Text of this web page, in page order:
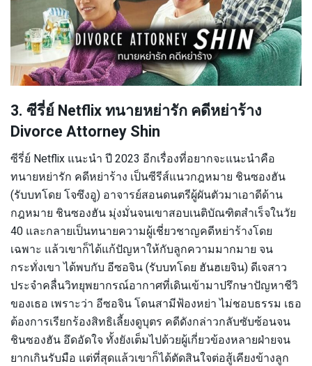
3. ซีรี่ย์ Netflix ทนายหย่ารัก คดีหย่าร้าง
Divorce Attorney Shin
ซีรี่ย์ Netflix แนะนำ ปี 2023 อีกเรื่องที่อยากจะแนะนำคือ
ทนายหย่ารัก คดีหย่าร้าง เป็นซีรีส์แนวกฎหมาย ชินซองฮัน
(รับบทโดย โจซึงอู) อาจารย์สอนดนตรีผู้ผันตัวมาเอาดีด้าน
กฎหมาย ชินซองฮัน มุ่งมั่นจนเขาสอบเนติบัณฑิตสำเร็จในวัย
40 และกลายเป็นทนายความผู้เชี่ยวชาญคดีหย่าร้างโดย
เฉพาะ แล้วเขาก็ได้แก้ปัญหาให้กับลูกความมากมาย จน
กระทั่งเขา ได้พบกับ อีซอจิน (รับบทโดย ฮันฮเยจิน) ดีเจสาว
ประจำคลื่นวิทยุพยากรณ์อากาศที่เดินเข้ามาปรึกษาปัญหาชีวิ
ของเธอ เพราะว่า อีซอจิน โดนสามีฟ้องหย่า ไม่ชอบธรรม เธอ
ต้องการเรียกร้องสิทธิเลี้ยงดูบุตร คดีดังกล่าวกลับซับซ้อนจน
ชินซองฮัน อึดอัดใจ ทั้งยังเต็มไปด้วยผู้เกี่ยวข้องหลายฝ่ายจน
ยากเกินรับมือ แต่ที่สุดแล้วเขาก็ได้ตัดสินใจต่อสู้เคียงข้างลูก